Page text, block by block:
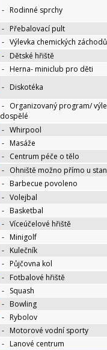
- Rodinné sprchy
- Přebalovací pult
- Výlevka chemických záchodů
- Dětské hřiště
- Herna- miniclub pro děti
- Diskotéka
- Organizovaný program/
dospělé
- Whirpool
- Masáže
- Centrum péče o tělo
- Ohniště možno přímo u
- Barbecue povoleno
- Volejbal
- Basketbal
- Víceúčelové hřiště
- Minigolf
- Kulečník
- Půjčovna kol
- Fotbalové hřiště
- Squash
- Bowling
- Rybolov
- Motorové vodní sporty
- Lanové centrum